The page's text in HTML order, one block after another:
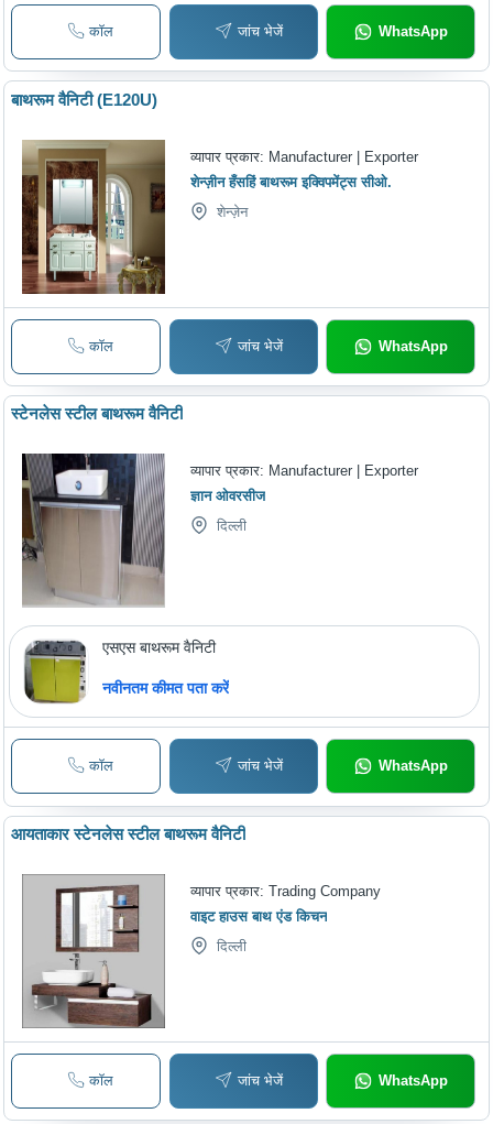
कॉल जांच भेजें WhatsApp
बाथरूम वैनिटी (E120U)
व्यापार प्रकार: Manufacturer | Exporter
शेन्ज़ीन हँसहिं बाथरूम इक्विपमेंट्स सीओ.
शेन्ज़ेन
कॉल जांच भेजें WhatsApp
स्टेनलेस स्टील बाथरूम वैनिटी
व्यापार प्रकार: Manufacturer | Exporter
ज्ञान ओवरसीज
दिल्ली
एसएस बाथरूम वैनिटी
नवीनतम कीमत पता करें
कॉल जांच भेजें WhatsApp
आयताकार स्टेनलेस स्टील बाथरूम वैनिटी
व्यापार प्रकार:Trading Company
वाइट हाउस बाथ एंड किचन
दिल्ली
कॉल जांच भेजें WhatsApp